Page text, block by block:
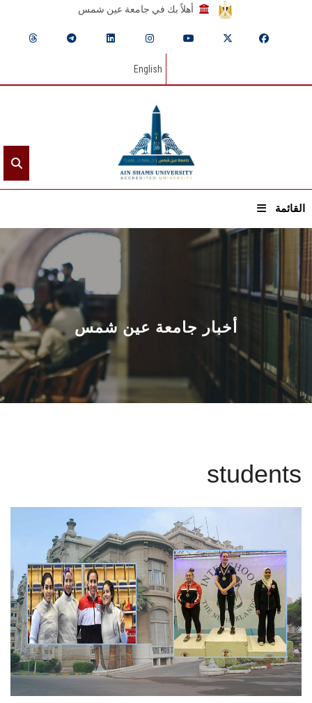
أهلاً بك في جامعة عين شمس
English
القائمة
الرئيسيـة
عن الجامعة
القطاعـات
الشئون الأكاديمية
البحث العلمي
الأنظمة الذكية
تواصل معنا
الطلاب
هيئة التدريس
أخبار جامعة عين شمس
students